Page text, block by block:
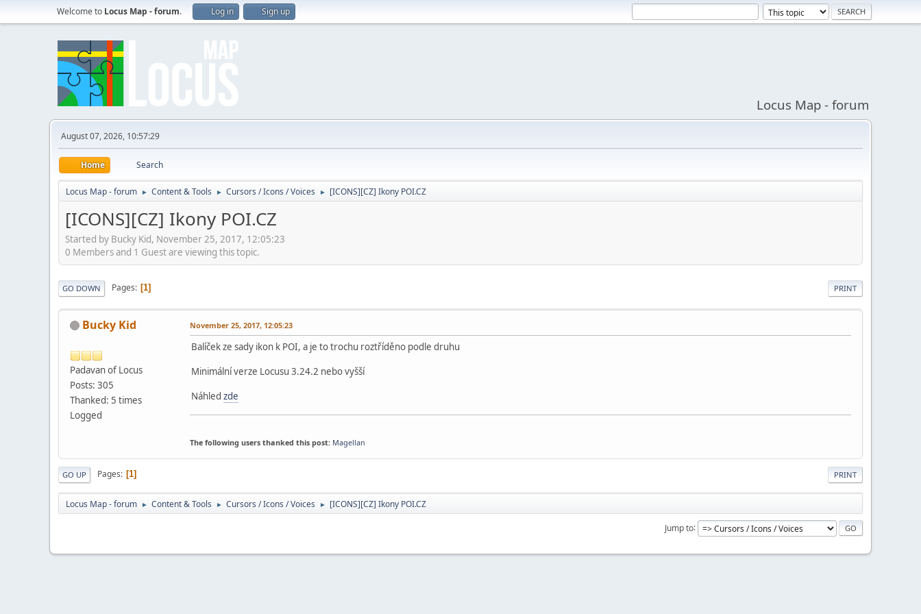
Welcome to Locus Map - forum. Log in Sign up
Locus Map - forum
August 07, 2026, 10:57:29
Home Search
Locus Map - forum ► Content & Tools ► Cursors / Icons / Voices ► [ICONS][CZ] Ikony POI.CZ
[ICONS][CZ] Ikony POI.CZ
Started by Bucky Kid, November 25, 2017, 12:05:23
0 Members and 1 Guest are viewing this topic.
PRINT
GO DOWN Pages 1
Bucky Kid
Padavan of Locus
Posts: 305
Thanked: 5 times
Logged
November 25, 2017, 12:05:23
Balíček ze sady ikon k POI, a je to trochu roztříděno podle druhu
Minimální verze Locusu 3.24.2 nebo vyšší
Náhled zde
The following users thanked this post: Magellan
PRINT
GO UP Pages 1
Locus Map - forum ► Content & Tools ► Cursors / Icons / Voices ► [ICONS][CZ] Ikony POI.CZ
Jump to